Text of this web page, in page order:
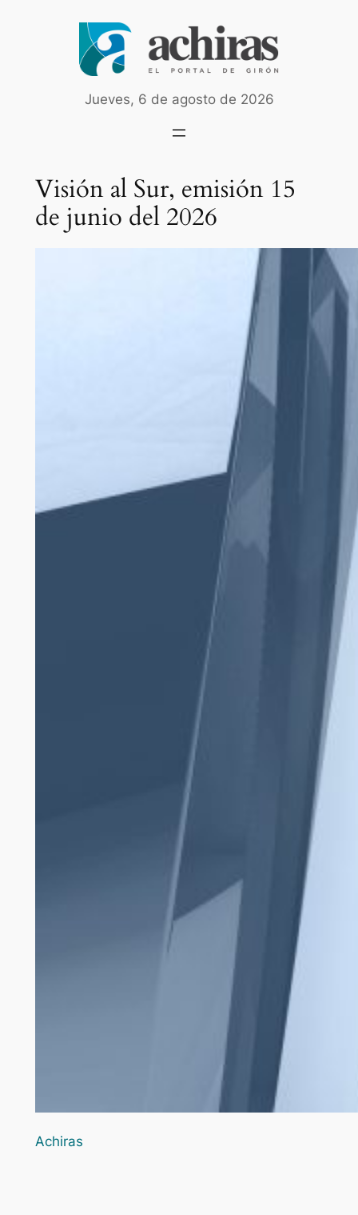
Jueves, 6 de agosto de 2026
Visión al Sur, emisión 15
de junio del 2026
Achiras